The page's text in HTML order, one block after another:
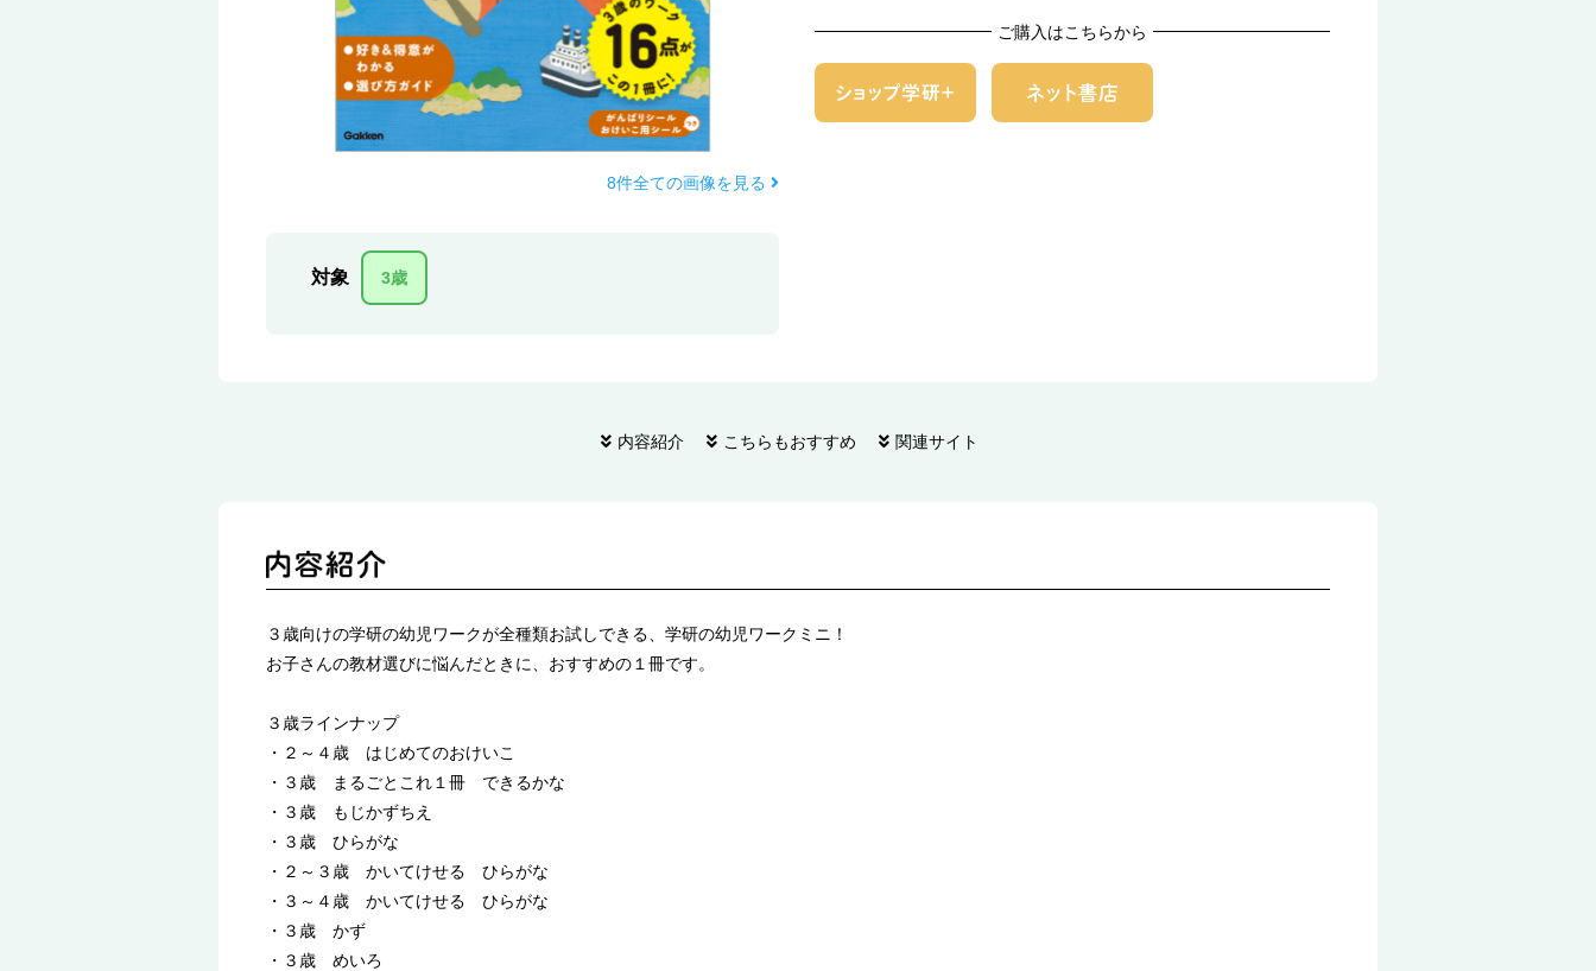
8件全ての画像を見る
対象 3歳
ご購入はこちらから
内容紹介 こちらもおすすめ 関連サイト
３歳向けの学研の幼児ワークが全種類お試しできる、学研の幼児ワークミニ！
お子さんの教材選びに悩んだときに、おすすめの１冊です。
３歳ラインナップ
・２～４歳 はじめてのおけいこ
・３歳 まるごとこれ１冊 できるかな
・３歳 もじかずちえ
・３歳 ひらがな
・２～３歳 かいてけせる ひらがな
・３～４歳 かいてけせる ひらがな
・３歳 かず
・３歳 めいろ